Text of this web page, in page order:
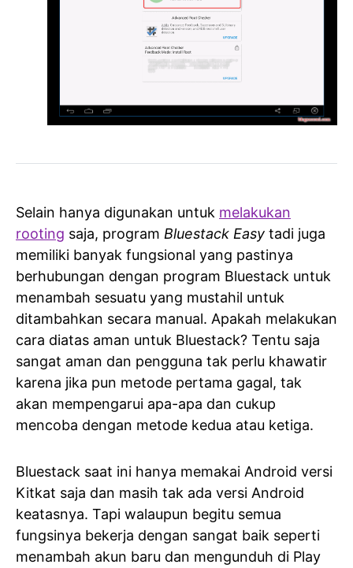
Selain hanya digunakan untuk melakukan
rooting saja, program Bluestack Easy tadi juga
memiliki banyak fungsional yang pastinya
berhubungan dengan program Bluestack untuk
menambah sesuatu yang mustahil untuk
ditambahkan secara manual. Apakah melakukan
cara diatas aman untuk Bluestack? Tentu saja
sangat aman dan pengguna tak perlu khawatir
karena jika pun metode pertama gagal, tak
akan mempengarui apa-apa dan cukup
mencoba dengan metode kedua atau ketiga.
Bluestack saat ini hanya memakai Android versi
Kitkat saja dan masih tak ada versi Android
keatasnya. Tapi walaupun begitu semua
fungsinya bekerja dengan sangat baik seperti
menambah akun baru dan mengunduh di Play